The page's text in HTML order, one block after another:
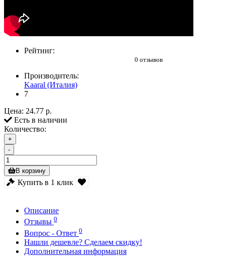
Рейтинг:
0 отзывов
Производитель:
Kaaral (Италия)
7
Цена: 24.77 р.
Есть в наличии
Количество:
+
-
В корзину
Купить в 1 клик
Описание
Отзывы 0
Вопрос - Ответ 0
Нашли дешевле? Сделаем скидку!
Дополнительная информация